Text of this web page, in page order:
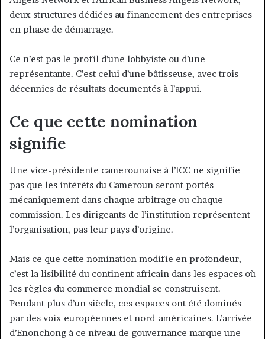
deux structures dédiées au financement des entreprises
en phase de démarrage.
Ce n’est pas le profil d’une lobbyiste ou d’une
représentante. C’est celui d’une bâtisseuse, avec trois
décennies de résultats documentés à l’appui.
Ce que cette nomination
signifie
Une vice-présidente camerounaise à l’ICC ne signifie
pas que les intérêts du Cameroun seront portés
mécaniquement dans chaque arbitrage ou chaque
commission. Les dirigeants de l’institution représentent
l’organisation, pas leur pays d’origine.
Mais ce que cette nomination modifie en profondeur,
c’est la lisibilité du continent africain dans les espaces où
les règles du commerce mondial se construisent.
Pendant plus d’un siècle, ces espaces ont été dominés
par des voix européennes et nord-américaines. L’arrivée
d’Enonchong à ce niveau de gouvernance marque une